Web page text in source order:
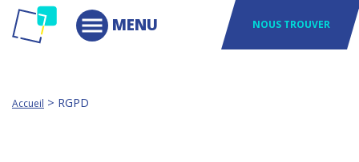
NOUS TROUVER
Accueil > RGPD